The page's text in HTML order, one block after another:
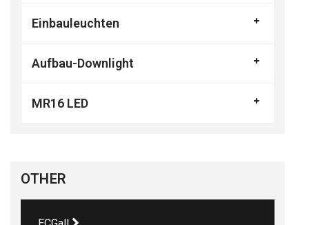
Einbauleuchten
Aufbau-Downlight
MR16 LED
OTHER